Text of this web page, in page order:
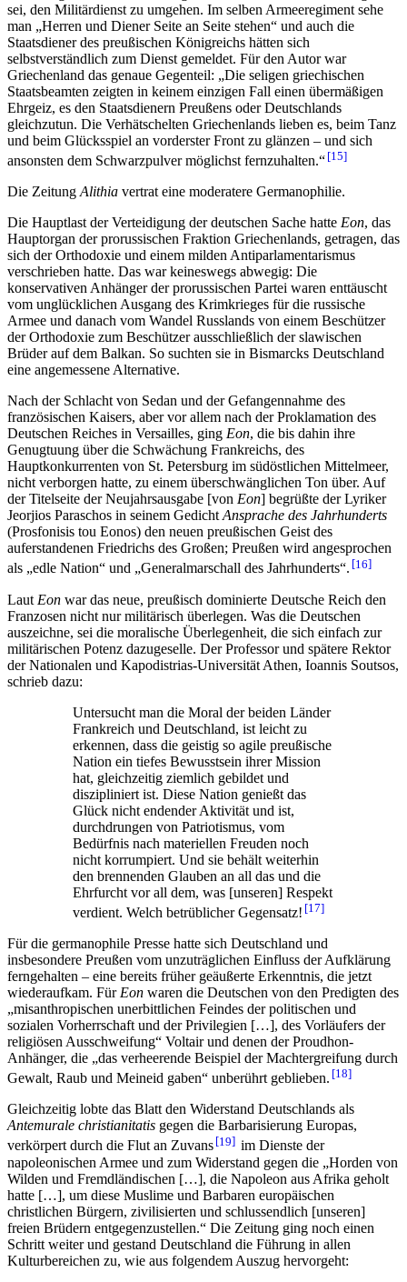
sei, den Militärdienst zu umgehen. Im selben Armeeregiment sehe
man „Herren und Diener Seite an Seite stehen“ und auch die
Staatsdiener des preußischen Königreichs hätten sich
selbstverständlich zum Dienst gemeldet. Für den Autor war
Griechenland das genaue Gegenteil: „Die seligen griechischen
Staatsbeamten zeigten in keinem einzigen Fall einen übermäßigen
Ehrgeiz, es den Staatsdienern Preußens oder Deutschlands
gleichzutun. Die Verhätschelten Griechenlands lieben es, beim Tanz
und beim Glücksspiel an vorderster Front zu glänzen – und sich
ansonsten dem Schwarzpulver möglichst fernzuhalten.“ 15
Die Zeitung Alithia vertrat eine moderatere Germanophilie.
Die Hauptlast der Verteidigung der deutschen Sache hatte Eon, das
Hauptorgan der prorussischen Fraktion Griechenlands, getragen, das
sich der Orthodoxie und einem milden Antiparlamentarismus
verschrieben hatte. Das war keineswegs abwegig: Die
konservativen Anhänger der prorussischen Partei waren enttäuscht
vom unglücklichen Ausgang des Krimkrieges für die russische
Armee und danach vom Wandel Russlands von einem Beschützer
der Orthodoxie zum Beschützer ausschließlich der slawischen
Brüder auf dem Balkan. So suchten sie in Bismarcks Deutschland
eine angemessene Alternative.
Nach der Schlacht von Sedan und der Gefangennahme des
französischen Kaisers, aber vor allem nach der Proklamation des
Deutschen Reiches in Versailles, ging Eon, die bis dahin ihre
Genugtuung über die Schwächung Frankreichs, des
Hauptkonkurrenten von St. Petersburg im südöstlichen Mittelmeer,
nicht verborgen hatte, zu einem überschwänglichen Ton über. Auf
der Titelseite der Neujahrsausgabe [von Eon] begrüßte der Lyriker
Jeorjios Paraschos in seinem Gedicht Ansprache des Jahrhunderts
(Prosfonisis tou Eonos) den neuen preußischen Geist des
auferstandenen Friedrichs des Großen; Preußen wird angesprochen
als „edle Nation“ und „Generalmarschall des Jahrhunderts“. 16
Laut Eon war das neue, preußisch dominierte Deutsche Reich den
Franzosen nicht nur militärisch überlegen. Was die Deutschen
auszeichne, sei die moralische Überlegenheit, die sich einfach zur
militärischen Potenz dazugeselle. Der Professor und spätere Rektor
der Nationalen und Kapodistrias-Universität Athen, Ioannis Soutsos,
schrieb dazu:
Untersucht man die Moral der beiden Länder
Frankreich und Deutschland, ist leicht zu
erkennen, dass die geistig so agile preußische
Nation ein tiefes Bewusstsein ihrer Mission
hat, gleichzeitig ziemlich gebildet und
diszipliniert ist. Diese Nation genießt das
Glück nicht endender Aktivität und ist,
durchdrungen von Patriotismus, vom
Bedürfnis nach materiellen Freuden noch
nicht korrumpiert. Und sie behält weiterhin
den brennenden Glauben an all das und die
Ehrfurcht vor all dem, was [unseren] Respekt
verdient. Welch betrüblicher Gegensatz! 17
Für die germanophile Presse hatte sich Deutschland und
insbesondere Preußen vom unzuträglichen Einfluss der Aufklärung
ferngehalten – eine bereits früher geäußerte Erkenntnis, die jetzt
wiederaufkam. Für Eon waren die Deutschen von den Predigten des
„misanthropischen unerbittlichen Feindes der politischen und
sozialen Vorherrschaft und der Privilegien […], des Vorläufers der
religiösen Ausschweifung“ Voltair und denen der Proudhon-
Anhänger, die „das verheerende Beispiel der Machtergreifung durch
Gewalt, Raub und Meineid gaben“ unberührt geblieben. 18
Gleichzeitig lobte das Blatt den Widerstand Deutschlands als
Antemurale christianitatis gegen die Barbarisierung Europas,
verkörpert durch die Flut an Zuvans 19
im Dienste der
napoleonischen Armee und zum Widerstand gegen die „Horden von
Wilden und Fremdländischen […], die Napoleon aus Afrika geholt
hatte […], um diese Muslime und Barbaren europäischen
christlichen Bürgern, zivilisierten und schlussendlich [unseren]
freien Brüdern entgegenzustellen.“ Die Zeitung ging noch einen
Schritt weiter und gestand Deutschland die Führung in allen
Kulturbereichen zu, wie aus folgendem Auszug hervorgeht: